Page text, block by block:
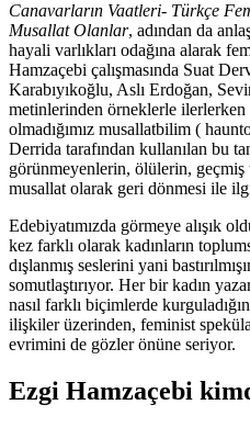
Canavarların Vaatleri- Türkçe
Musallat Olanlar, adından da
hayali varlıkları odağına alarak
Hamzaçebi çalışmasında Suat
Karabıyıkoğlu, Aslı Erdoğan,
metinlerinden örneklerle
olmadığımız musallatbilim (
Derrida tarafından kullanılan bu
görünmeyenlerin, ölülerin, geçmiş
musallat olarak geri dönmesi ile
Edebiyatımızda görmeye alışık
kez farklı olarak kadınların
dışlanmış seslerini yani
somutlaştırıyor. Her bir kadın
nasıl farklı biçimlerde
ilişkiler üzerinden, feminist
evrimini de gözler önüne seriyor.
Ezgi Hamzaçebi